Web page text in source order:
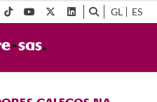
GL ES